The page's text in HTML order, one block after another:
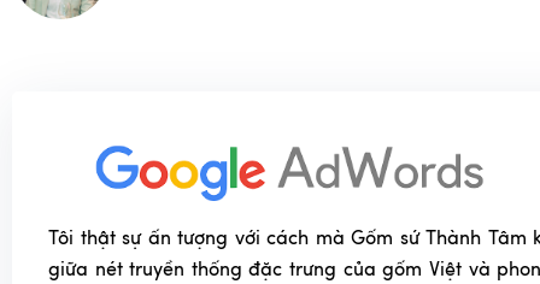
Tôi thật sự ấn tượng với cách mà Gốm sứ Thành Tâm
giữa nét truyền thống đặc trưng của gốm Việt và